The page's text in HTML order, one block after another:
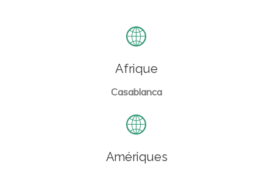
Afrique
Casablanca
Amériques